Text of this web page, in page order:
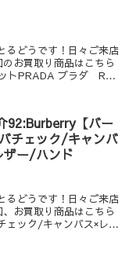
るどうです！日々ご来店
トPRADA プラダ Re-
92:Burberry【バー
チェック/キャンバ
ザー/ハンド
るどうです！日々ご来店